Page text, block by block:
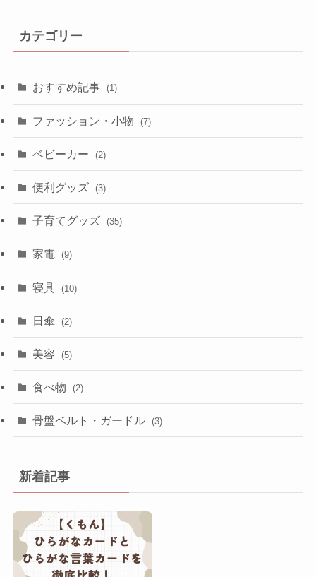
カテゴリー
おすすめ記事 (1)
ファッション・小物 (7)
ベビーカー (2)
便利グッズ (3)
子育てグッズ (35)
家電 (9)
寝具 (10)
日傘 (2)
美容 (5)
食べ物 (2)
骨盤ベルト・ガードル (3)
新着記事